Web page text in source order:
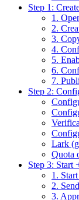
Step 1:
1.
2.
3.
4.
5.
6.
7.
Step 2:
Lark
Quota
Step 3: Start
1.
2.
3.